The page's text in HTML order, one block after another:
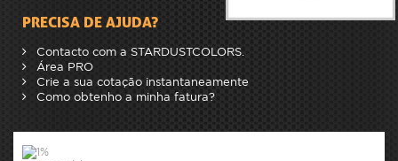
PRECISA DE AJUDA?
Contacto com a STARDUSTCOLORS.
Área PRO
Crie a sua cotação instantaneamente
Como obtenho a minha fatura?